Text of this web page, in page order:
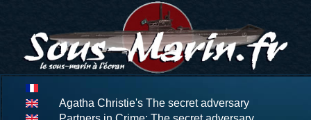
Agatha Christie's The secret adversary